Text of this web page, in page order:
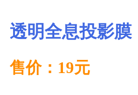
透明全息投影膜
售价：19元